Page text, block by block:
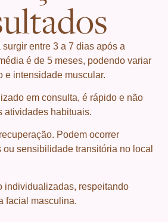
entre 3 a 7 dias após a
é de 5 meses, podendo variar
e intensidade muscular.
em consulta, é rápido e não
atividades habituais.
Podem ocorrer
sensibilidade transitória no local
individualizadas, respeitando
facial masculina.